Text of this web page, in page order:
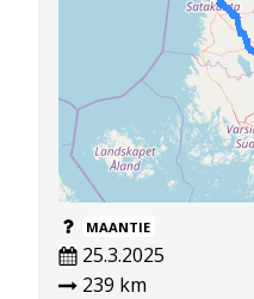
MAANTIE
25.3.2025
239 km